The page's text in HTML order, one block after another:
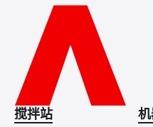
搅拌站